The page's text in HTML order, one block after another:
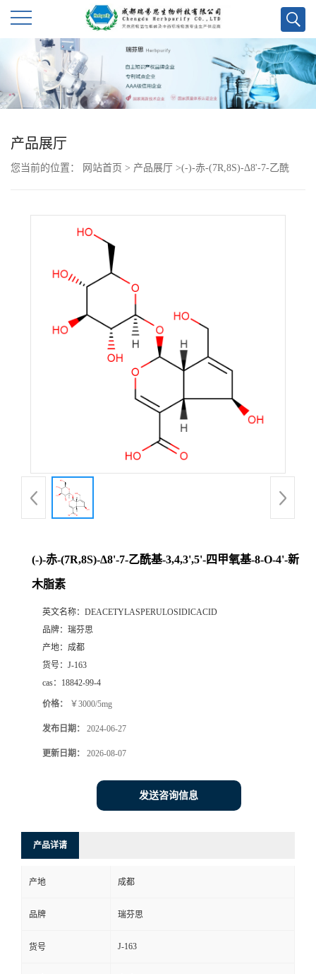
产
厅
方
产品展厅
您当前的位置： 网站首页 > 产品展厅 >(-)-赤-(7R,8S)-Δ8'-7-乙酰
(-)-赤-(7R,8S)-Δ8'-7-乙酰基-3,4,3',5'-四甲氧基-8-O-4'-新
木脂素
英文名称： DEACETYLASPERULOSIDICACID
品牌： 瑞芬思
产地： 成都
货号： J-163
cas： 18842-99-4
价格： ￥3000/5mg
发布日期： 2024-06-27
更新日期： 2026-08-07
发送咨询信息
产品详请
产地 成都
品牌 瑞芬思
货号 J-163